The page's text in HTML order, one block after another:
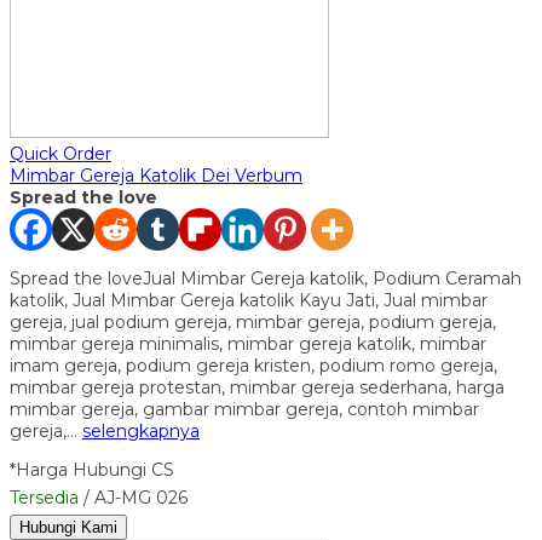
Quick Order
Mimbar Gereja Katolik Dei Verbum
Spread the love
Spread the loveJual Mimbar Gereja katolik, Podium Ceramah
katolik, Jual Mimbar Gereja katolik Kayu Jati, Jual mimbar
gereja, jual podium gereja, mimbar gereja, podium gereja,
mimbar gereja minimalis, mimbar gereja katolik, mimbar
imam gereja, podium gereja kristen, podium romo gereja,
mimbar gereja protestan, mimbar gereja sederhana, harga
mimbar gereja, gambar mimbar gereja, contoh mimbar
gereja,… selengkapnya
*Harga Hubungi CS
Tersedia / AJ-MG 026
Hubungi Kami